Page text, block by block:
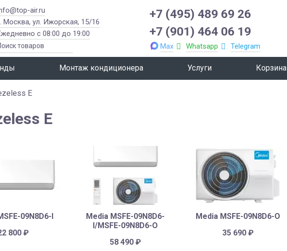
air.ru
Москва, ул. Ижорская, 15/16
с 08:00 до 19:00
+7 (495) 489 69 26
+7 (901) 464 06 19
Max Whatsapp Telegram
Монтаж кондиционера Услуги Корзина
E
E
09N8D6-I
800₽
Media MSFE-09N8D6-
I/MSFE-09N8D6-O
58 490₽
Media MSFE-09N8D6-O
35 690 ₽